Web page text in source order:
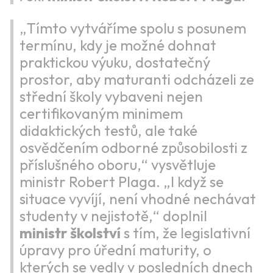
„Tímto vytváříme spolu s posunem
termínu, kdy je možné dohnat
praktickou výuku, dostatečný
prostor, aby maturanti odcházeli ze
střední školy vybaveni nejen
certifikovaným minimem
didaktických testů, ale také
osvědčením odborné způsobilosti z
příslušného oboru,“ vysvětluje
ministr Robert Plaga. „I když se
situace vyvíjí, není vhodné nechávat
studenty v nejistotě,“ doplnil
ministr školstvís tím, že legislativní
úpravy pro úřední maturity, o
kterých se vedly v posledních dnech